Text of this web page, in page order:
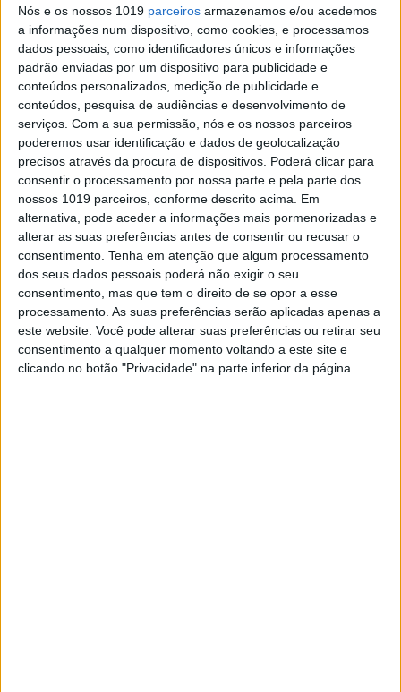
Nós e os nossos 1019 parceiros armazenamos e/ou acedemos
a informações num dispositivo, como cookies, e processamos
dados pessoais, como identificadores únicos e informações
padrão enviadas por um dispositivo para publicidade e
conteúdos personalizados, medição de publicidade e
conteúdos, pesquisa de audiências e desenvolvimento de
serviços. Com a sua permissão, nós e os nossos parceiros
poderemos usar identificação e dados de geolocalização
precisos através da procura de dispositivos. Poderá clicar para
consentir o processamento por nossa parte e pela parte dos
nossos 1019 parceiros, conforme descrito acima. Em
alternativa, pode aceder a informações mais pormenorizadas e
alterar as suas preferências antes de consentir ou recusar o
consentimento. Tenha em atenção que algum processamento
dos seus dados pessoais poderá não exigir o seu
consentimento, mas que tem o direito de se opor a esse
processamento. As suas preferências serão aplicadas apenas a
este website. Você pode alterar suas preferências ou retirar seu
consentimento a qualquer momento voltando a este site e
clicando no botão "Privacidade" na parte inferior da página.
MUNDO
Morreu Andrew Fletcher, teclista e
fundador da banda britânica
Depeche Mode
O teclista e fundador da banda britânica de rock
alternativo Depeche Mode, Andrew Fletcher,
morreu aos 60 anos, revelou hoje o grupo em